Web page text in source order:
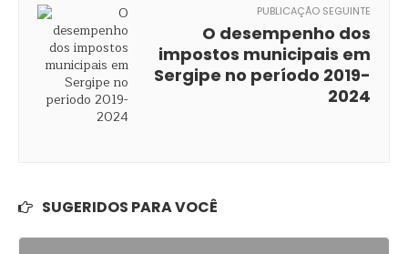
PUBLICAÇÃO SEGUINTE
O desempenho dos
impostos municipais em
Sergipe no período 2019-
2024
SUGERIDOS PARA VOCÊ